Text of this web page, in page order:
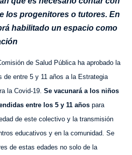
los progenitores o tutores. En
habilitado un espacio como
de Salud Pública ha aprobado l a
de entre 5 y 11 años a la Estrategia
la Covid-19. Se vacunará a los niños
entre los 5 y 11 años para
de este colectivo y la transmisión
educativos y en la comunidad. Se
de estas edades no solo de la